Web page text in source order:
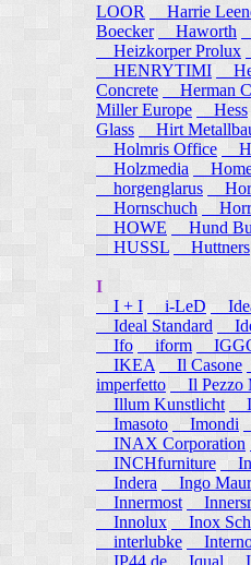
LOOR
Harrie
Boecker
Haworth
Heizkorper Prolux
HENRYTIMI
Concrete
Herman
Miller Europe
Hess
Glass
Hirt
Holmris Office
Holzmedia
horgenglarus
Hornschuch
HOWE
Hund
HUSSL
Huttners
I
I + I
i-LeD
Ideal Standard
Ifo
iform
IKEA
Il Casone
imperfetto
Il Pezzo
Illum Kunstlicht
Imasoto
Imondi
INAX Corporation
INCHfurniture
Indera
Ingo
Innermost
Innolux
Inox
interlubke